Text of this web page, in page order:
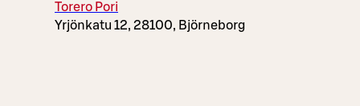
Torero Pori
Yrjönkatu 12, 28100, Björneborg